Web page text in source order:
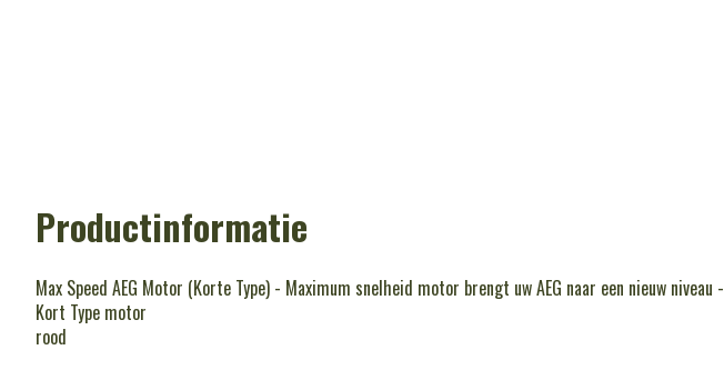
Productinformatie
Max Speed AEG Motor (Korte Type) - Maximum snelheid motor brengt uw AEG naar een nieuw niveau -
Kort Type motor
rood